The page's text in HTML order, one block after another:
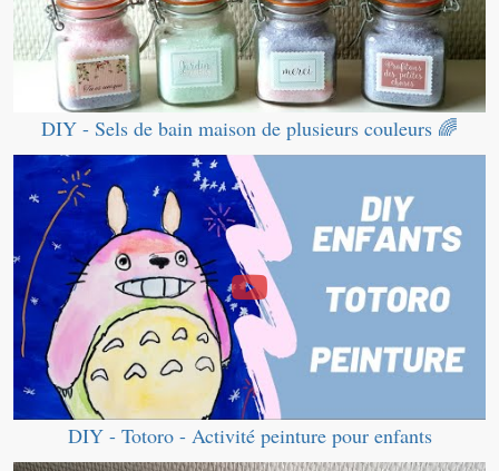
DIY - Sels de bain maison de plusieurs couleurs 🌈
DIY - Totoro - Activité peinture pour enfants